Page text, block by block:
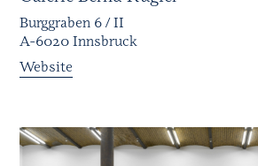
Burggraben 6 / II
A-6020 Innsbruck
Website